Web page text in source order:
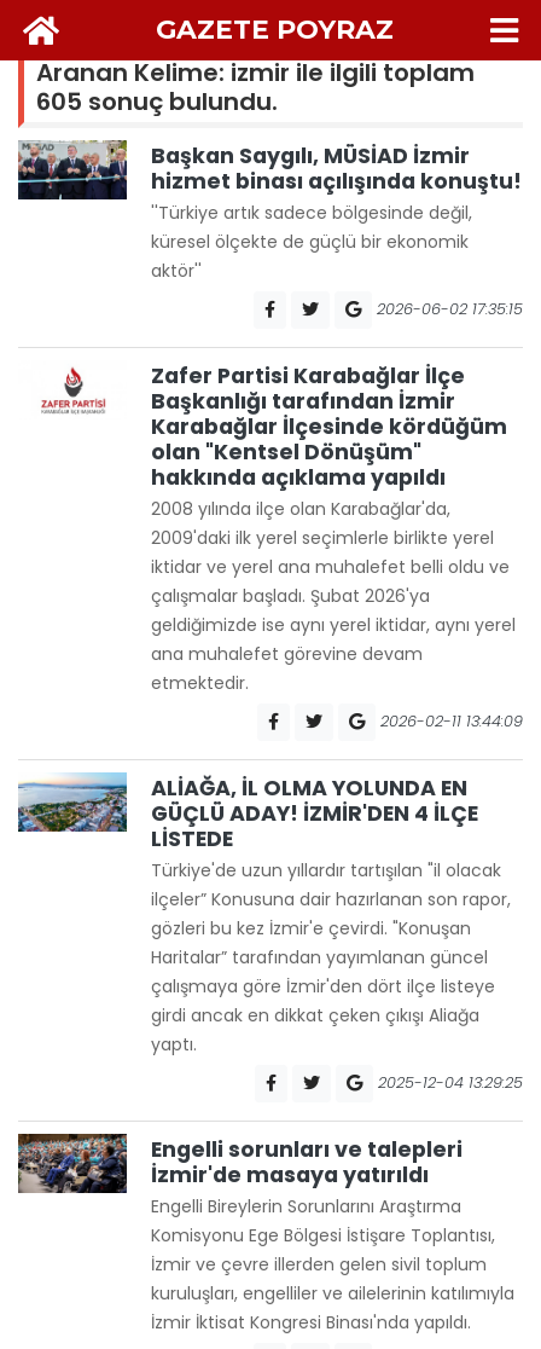
GAZETE POYRAZ
Aranan Kelime: izmir ile ilgili toplam
605 sonuç bulundu.
Başkan Saygılı, MÜSİAD İzmir
hizmet binası açılışında konuştu!
''Türkiye artık sadece bölgesinde değil,
küresel ölçekte de güçlü bir ekonomik
aktör''
2026-06-02 17:35:15
Zafer Partisi Karabağlar İlçe
Başkanlığı tarafından İzmir
Karabağlar İlçesinde kördüğüm
olan "Kentsel Dönüşüm"
hakkında açıklama yapıldı
2008 yılında ilçe olan Karabağlar'da,
2009'daki ilk yerel seçimlerle birlikte yerel
iktidar ve yerel ana muhalefet belli oldu ve
çalışmalar başladı. Şubat 2026'ya
geldiğimizde ise aynı yerel iktidar, aynı yerel
ana muhalefet görevine devam
etmektedir.
2026-02-11 13:44:09
ALİAĞA, İL OLMA YOLUNDA EN
GÜÇLÜ ADAY! İZMİR'DEN 4 İLÇE
LİSTEDE
Türkiye'de uzun yıllardır tartışılan "il olacak
ilçeler” Konusuna dair hazırlanan son rapor,
gözleri bu kez İzmir'e çevirdi. "Konuşan
Haritalar” tarafından yayımlanan güncel
çalışmaya göre İzmir'den dört ilçe listeye
girdi ancak en dikkat çeken çıkışı Aliağa
yaptı.
2025-12-04 13:29:25
Engelli sorunları ve talepleri
İzmir'de masaya yatırıldı
Engelli Bireylerin Sorunlarını Araştırma
Komisyonu Ege Bölgesi İstişare Toplantısı,
İzmir ve çevre illerden gelen sivil toplum
kuruluşları, engelliler ve ailelerinin katılımıyla
İzmir İktisat Kongresi Binası'nda yapıldı.